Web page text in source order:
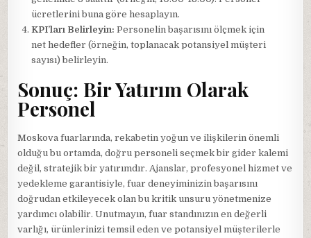
ücretlerini buna göre hesaplayın.
KPI’ları Belirleyin: Personelin başarısını ölçmek için
net hedefler (örneğin, toplanacak potansiyel müşteri
sayısı) belirleyin.
Sonuç: Bir Yatırım Olarak
Personel
Moskova fuarlarında, rekabetin yoğun ve ilişkilerin önemli
olduğu bu ortamda, doğru personeli seçmek bir gider kalemi
değil, stratejik bir yatırımdır. Ajanslar, profesyonel hizmet ve
yedekleme garantisiyle, fuar deneyiminizin başarısını
doğrudan etkileyecek olan bu kritik unsuru yönetmenize
yardımcı olabilir. Unutmayın, fuar standınızın en değerli
varlığı, ürünlerinizi temsil eden ve potansiyel müşterilerle